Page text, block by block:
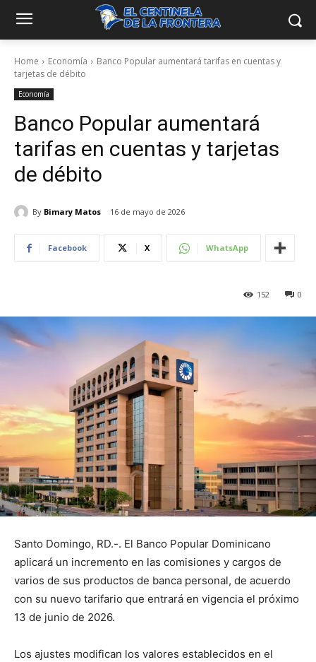
Home Economía
Banco Popular aumentará tarifas en cuentas y
tarjetas de débito
Economía
Banco Popular aumentará
tarifas en cuentas y tarjetas
de débito
By Bimary Matos 16 de mayo de 2026
Facebook X WhatsApp
0
152
Santo Domingo, RD.-. El Banco Popular Dominicano
aplicará un incremento en las comisiones y cargos de
varios de sus productos de banca personal, de acuerdo
con su nuevo tarifario que entrará en vigencia el próximo
13 de junio de 2026.
Los ajustes modifican los valores establecidos en el